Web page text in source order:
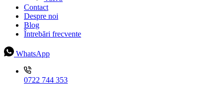
Contact
Despre noi
Blog
Întrebări frecvente
WhatsApp
0722 744 353